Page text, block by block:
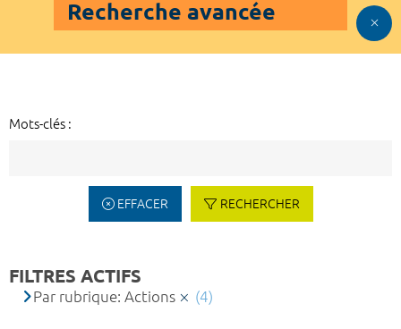
Recherche avancée
Mots-clés :
EFFACER RECHERCHER
FILTRES ACTIFS
Par rubrique: Actions (4)